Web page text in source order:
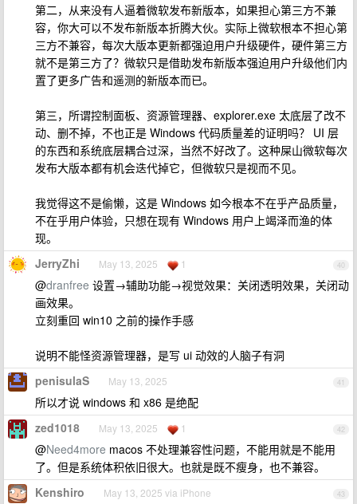
第二，从来没有人逼着微软发布新版本，如果担心第三方不兼
容，你大可以不发布新版本折腾大伙。实际上微软根本不担心第
三方不兼容，每次大版本更新都强迫用户升级硬件，硬件第三方
就不是第三方了？微软只是借助发布新版本强迫用户升级他们内
置了更多广告和遥测的新版本而已。
第三，所谓控制面板、资源管理器、explorer.exe 太底层了改不
动、删不掉，不也正是 Windows 代码质量差的证明吗？ UI 层
的东西和系统底层耦合过深，当然不好改了。这种屎山微软每次
发布大版本都有机会迭代掉它，但微软只是视而不见。
我觉得这不是偷懒，这是 Windows 如今根本不在乎产品质量，
不在乎用户体验，只想在现有 Windows 用户上竭泽而渔的体
现。
40
JerryZhi May 13, 2025 1
@dranfree 设置→辅助功能→视觉效果：关闭透明效果，关闭动
画效果。
立刻重回 win10 之前的操作手感
说明不能怪资源管理器，是写 ui 动效的人脑子有洞
41
penisulaS May 13, 2025
所以才说 windows 和 x86 是绝配
42
zed1018 May 13, 2025 1
@Need4more macos 不处理兼容性问题，不能用就是不能用
了。但是系统体积依旧很大。也就是既不瘦身，也不兼容。
43
Kenshiro May 13, 2025 via iPhone